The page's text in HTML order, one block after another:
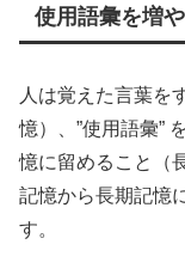
使用語彙を増
人は覚えた言葉を
憶）、”使用語彙”
憶に留めること（
記憶から長期記憶
す。